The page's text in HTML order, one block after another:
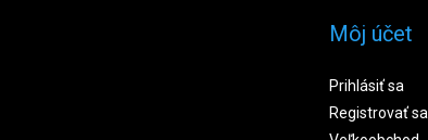
Môj účet
Prihlásiť sa
Registrovať sa